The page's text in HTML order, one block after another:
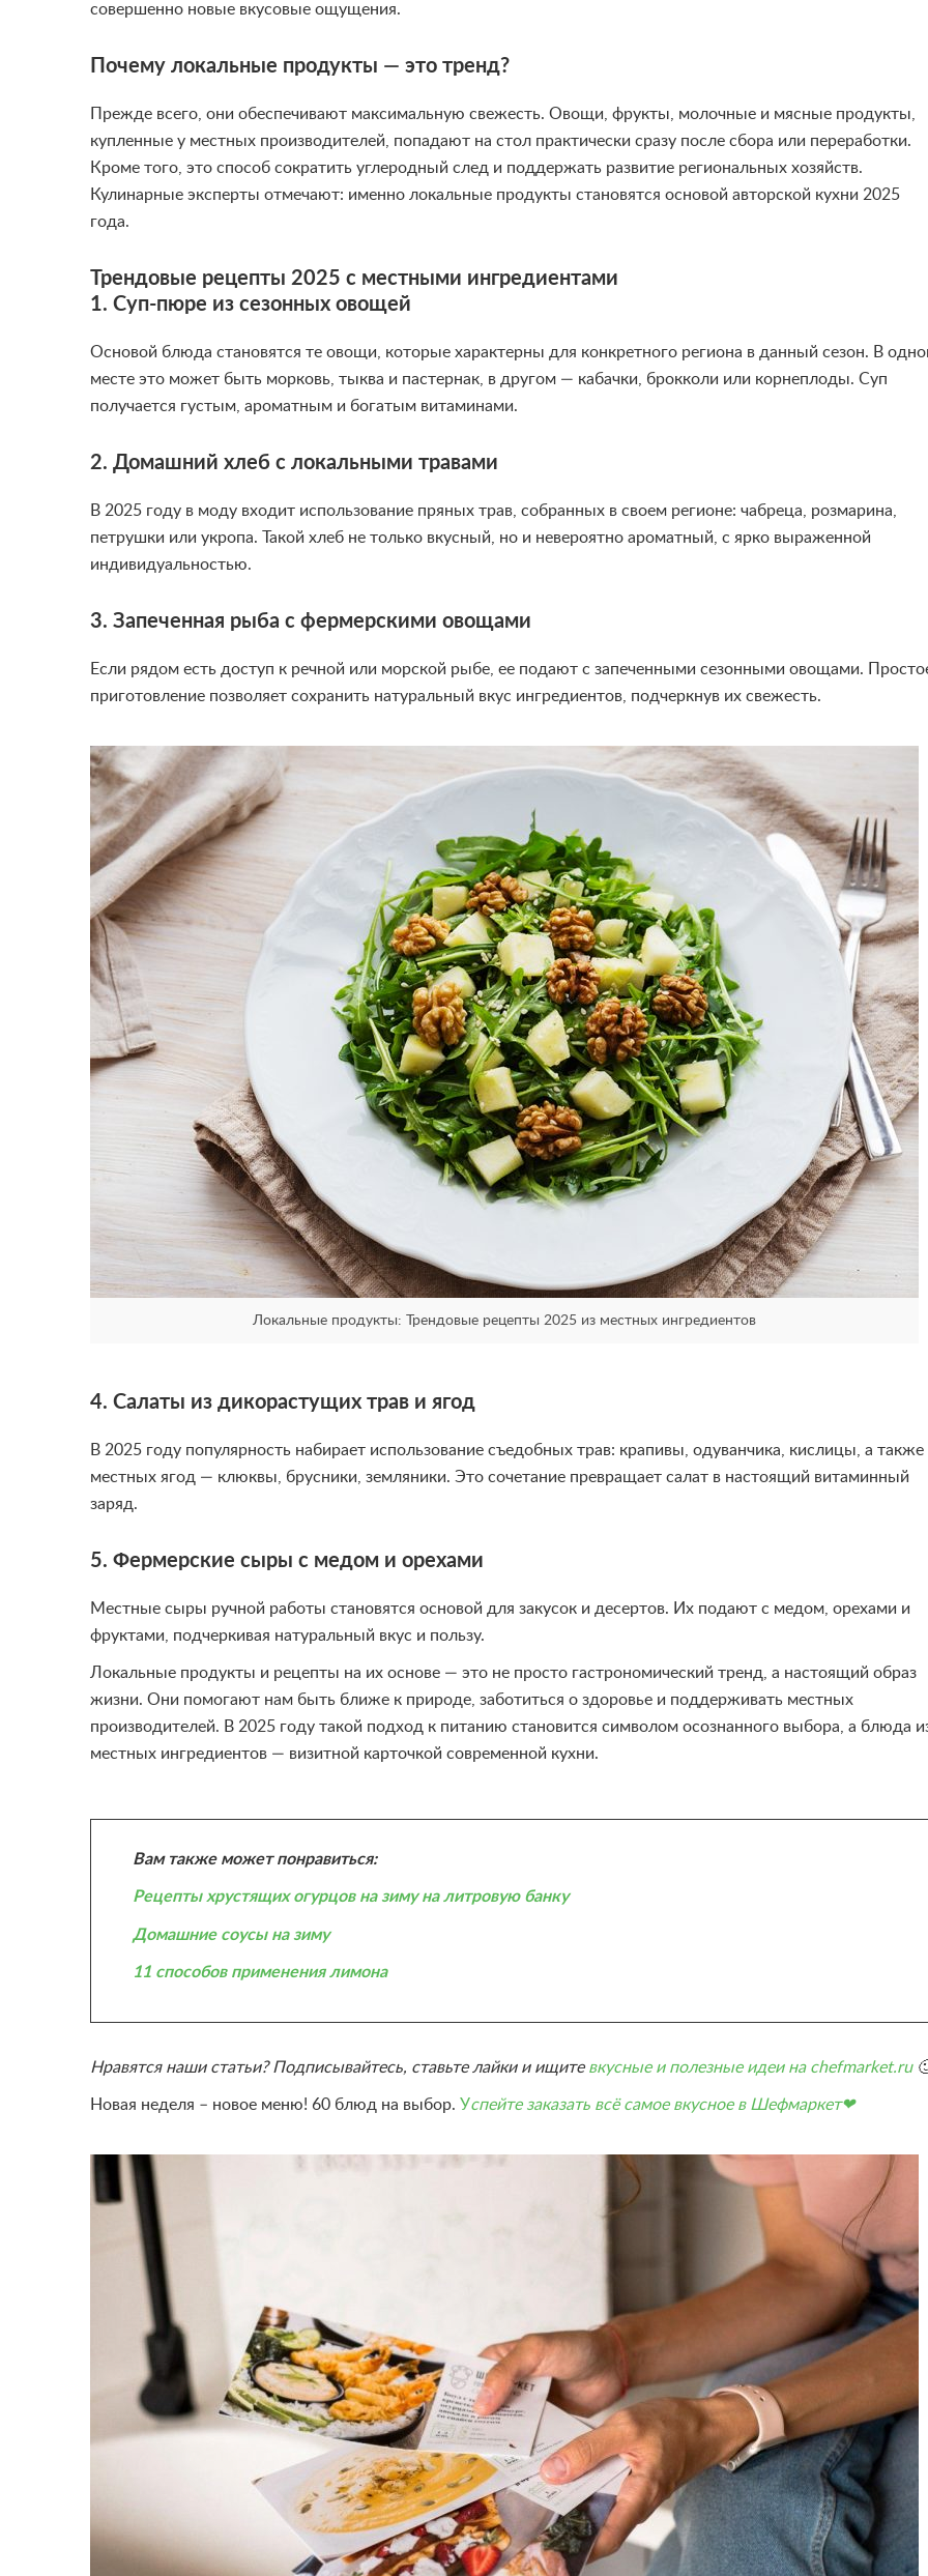
совершенно новые вкусовые ощущения.
Почему локальные продукты — это тренд?
Прежде всего, они обеспечивают максимальную свежесть. Овощи, фрукты, молочные и мясные продукты,
купленные у местных производителей, попадают на стол практически сразу после сбора или переработки.
Кроме того, это способ сократить углеродный след и поддержать развитие региональных хозяйств.
Кулинарные эксперты отмечают: именно локальные продукты становятся основой авторской кухни 2025
года.
Трендовые рецепты 2025 с местными ингредиентами
1. Суп-пюре из сезонных овощей
Основой блюда становятся те овощи, которые характерны для конкретного региона в данный сезон. В
месте это может быть морковь, тыква и пастернак, в другом — кабачки, брокколи или корнеплоды. Суп
получается густым, ароматным и богатым витаминами.
2. Домашний хлеб с локальными травами
В 2025 году в моду входит использование пряных трав, собранных в своем регионе: чабреца, розмарина,
петрушки или укропа. Такой хлеб не только вкусный, но и невероятно ароматный, с ярко выраженной
индивидуальностью.
3. Запеченная рыба с фермерскими овощами
Если рядом есть доступ к речной или морской рыбе, ее подают с запеченными сезонными овощами.
приготовление позволяет сохранить натуральный вкус ингредиентов, подчеркнув их свежесть.
Локальные продукты: Трендовые рецепты 2025 из местных ингредиентов
4. Салаты из дикорастущих трав и ягод
В 2025 году популярность набирает использование съедобных трав: крапивы, одуванчика, кислицы, а также
местных ягод — клюквы, брусники, земляники. Это сочетание превращает салат в настоящий витаминный
заряд.
5. Фермерские сыры с медом и орехами
Местные сыры ручной работы становятся основой для закусок и десертов. Их подают с медом, орехами и
фруктами, подчеркивая натуральный вкус и пользу.
Локальные продукты и рецепты на их основе — это не просто гастрономический тренд, а настоящий образ
жизни. Они помогают нам быть ближе к природе, заботиться о здоровье и поддерживать местных
производителей. В 2025 году такой подход к питанию становится символом осознанного выбора, а блюда
местных ингредиентов — визитной карточкой современной кухни.
Вам также может понравиться:
Рецепты хрустящих огурцов на зиму на литровую банку
Домашние соусы на зиму
11 способов применения лимона
Нравятся наши статьи? Подписывайтесь, ставьте лайки и ищите вкусные и полезные идеи на chefmarket.ru
Новая неделя – новое меню! 60 блюд на выбор. Успейте заказать всё самое вкусное в Шефмаркет❤